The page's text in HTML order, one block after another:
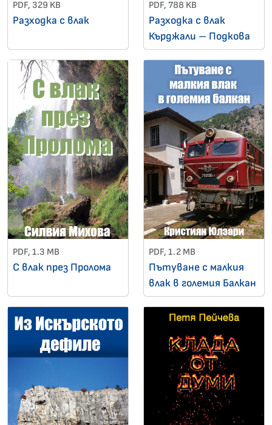
PDF, 329 KB
Разходка с влак
PDF, 788 KB
Разходка с влак
Кърджали – Подкова
PDF, 1.3 MB
С влак през Пролома
PDF, 1.2 MB
Пътуване с малкия
влак в големия Балкан